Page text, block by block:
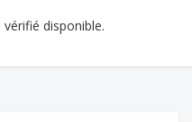
disponible.